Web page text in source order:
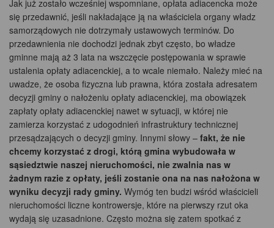
Jak już zostało wcześniej wspomniane, opłata adiacencka może
się przedawnić, jeśli nakładające ją na właściciela organy władz
samorządowych nie dotrzymały ustawowych terminów. Do
przedawnienia nie dochodzi jednak zbyt często, bo władze
gminne mają aż 3 lata na wszczęcie postępowania w sprawie
ustalenia opłaty adiacenckiej, a to wcale niemało. Należy mieć na
uwadze, że osoba fizyczna lub prawna, która została adresatem
decyzji gminy o nałożeniu opłaty adiacenckiej, ma obowiązek
zapłaty opłaty adiacenckiej nawet w sytuacji, w której nie
zamierza korzystać z udogodnień infrastruktury technicznej
przesądzających o decyzji gminy. Innymi słowy – fakt, że nie
chcemy korzystać z drogi, którą gmina wybudowała w
sąsiedztwie naszej nieruchomości, nie zwalnia nas w
żadnym razie z opłaty, jeśli zostanie ona na nas nałożona w
wyniku decyzji rady gminy. Wymóg ten budzi wśród właścicieli
nieruchomości liczne kontrowersje, które na pierwszy rzut oka
wydają się uzasadnione. Często można się zatem spotkać z